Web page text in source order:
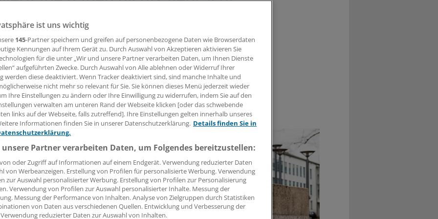
war noch nie überzeugt von Extrageld für die
Terminvergabe. Nun sehen sich die Rechnungsprüfer in ihren
18:26 Uhr
ist uns wichtig
145-Partner speichern und greifen auf personenbezogene Daten wie Browserdaten
Kennungen auf Ihrem Gerät zu. Durch Auswahl von Akzeptieren aktivieren Sie
für die unter „Wir und unsere Partner verarbeiten Daten, um Ihnen Dienste
aufgeführten Zwecke. Durch Auswahl von Alle ablehnen oder Widerruf Ihrer
werden diese deaktiviert. Wenn Tracker deaktiviert sind, sind manche Inhalte und
nicht mehr so relevant für Sie. Sie können dieses Menü jederzeit wieder
Ihre Einstellungen zu ändern oder Ihre Einwilligung zu widerrufen, indem Sie auf den
verwalten am unteren Rand der Webseite klicken [oder das schwebende
links auf der Webseite, falls zutreffend]. Ihre Einstellungen gelten innerhalb unseres
Informationen finden Sie in unserer Datenschutzerklärung. Details finden Sie in
Partner verarbeiten Daten, um Folgendes bereitzustellen:
oder Zugriff auf Informationen auf einem Endgerät. Verwendung reduzierter Daten
von Werbeanzeigen. Erstellung von Profilen für personalisierte Werbung. Verwendung
zur Auswahl personalisierter Werbung. Erstellung von Profilen zur Personalisierung
Verwendung von Profilen zur Auswahl personalisierter Inhalte. Messung der
Messung der Performance von Inhalten. Analyse von Zielgruppen durch Statistiken
von Daten aus verschiedenen Quellen. Entwicklung und Verbesserung der
reduzierter Daten zur Auswahl von Inhalten.